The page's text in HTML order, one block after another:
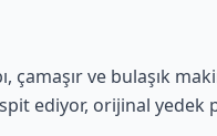
ve bulaşık
ediyor, orijinal yedek